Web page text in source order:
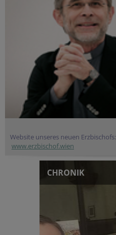
Website unseres neuen Erzbischofs:
www.erzbischof.wien
CHRONIK